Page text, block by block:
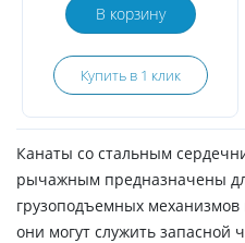
В корзину
Купить в 1 клик
Канаты со стальным
рычажным предназначены
грузоподъемных механизмов
они могут служить запасной